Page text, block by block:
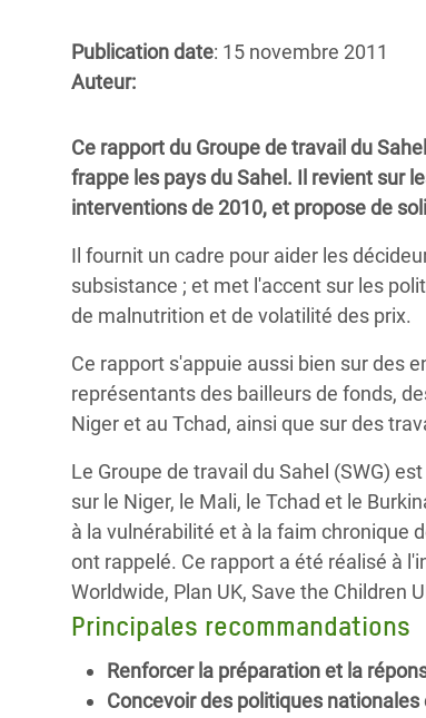
Inequality and Rights in a
Digital Age
Gender, Rights, and Justice
Les Violences Faites aux Femmes
Filles, Ça Suffit !
Publication date: 15 novembre 2011
Auteur:
Ce rapport du Groupe de travail du
frappe les pays du Sahel. Il revient sur
interventions de 2010, et propose de
Il fournit un cadre pour aider les
subsistance ; et met l'accent sur les
de malnutrition et de volatilité des prix.
Ce rapport s'appuie aussi bien sur des
représentants des bailleurs de fonds,
Niger et au Tchad, ainsi que sur des
Le Groupe de travail du Sahel (SWG)
sur le Niger, le Mali, le Tchad et le
à la vulnérabilité et à la faim chronique
ont rappelé. Ce rapport a été réalisé à
Worldwide, Plan UK, Save the Children
Principales recommandations
Renforcer la préparation et la
Concevoir des politiques